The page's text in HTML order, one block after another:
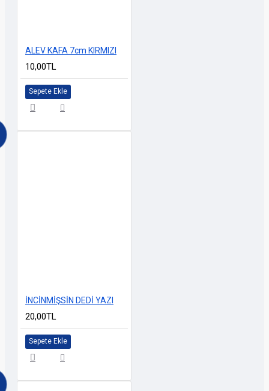
ALEV KAFA 7cm KIRMIZI
10,00TL
Sepete Ekle
İNCİNMİŞSİN DEDİ YAZI
20,00TL
Sepete Ekle